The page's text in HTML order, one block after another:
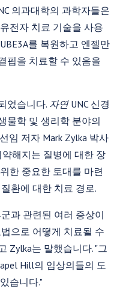
의과대학의 과학자들은
전자 치료 기술을 사용
를 복원하고 엔젤만
핍을 치료할 수 있음을
었습니다. 자연UNC 신경
물학 및 생리학 분야의
임 저자 Mark Zylka 박사
해지는 질병에 대한 장
한 중요한 토대를 마련
환에 대한 치료 경로.
과 관련된 여러 증상이
법으로 어떻게 치료될 수
Zylka는 말했습니다. "그
Hill의 임상의들의 도
습니다."